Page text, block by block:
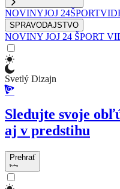
NOVINYJOJ 24ŠPORT
SPRAVODAJSTVO
NOVINY JOJ 24 ŠPORT
Svetlý Dizajn
Sledujte svoje
aj v predstihu
Prehrať